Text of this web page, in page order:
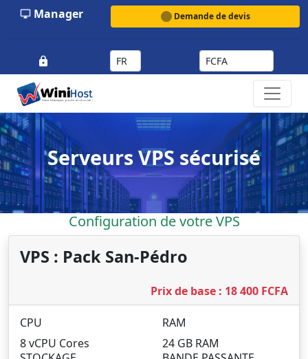
Manager Demande de devis
Serveurs VPS sécurisé
Configuration de votre VPS
VPS : Pack San-Pédro
Prix de base : 18 400 FCFA
CPU
8 vCPU Cores
RAM
24 GB RAM